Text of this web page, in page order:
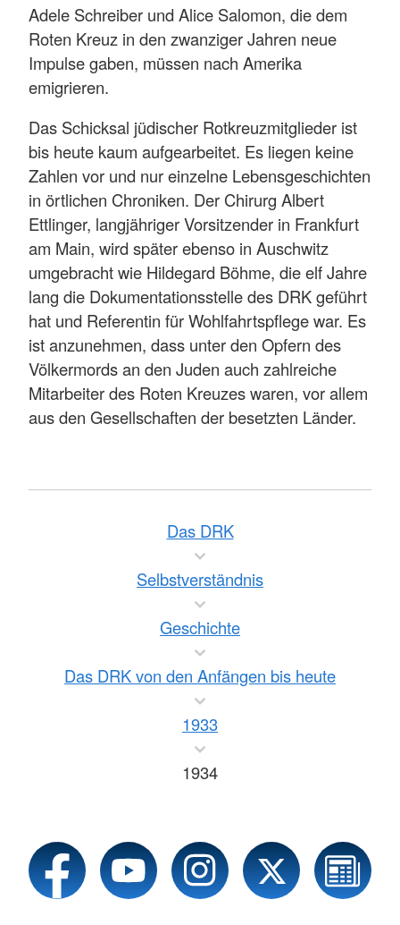
Adele Schreiber und Alice Salomon, die dem
Roten Kreuz in den zwanziger Jahren neue
Impulse gaben, müssen nach Amerika
emigrieren.
Das Schicksal jüdischer Rotkreuzmitglieder ist
bis heute kaum aufgearbeitet. Es liegen keine
Zahlen vor und nur einzelne Lebensgeschichten
in örtlichen Chroniken. Der Chirurg Albert
Ettlinger, langjähriger Vorsitzender in Frankfurt
am Main, wird später ebenso in Auschwitz
umgebracht wie Hildegard Böhme, die elf Jahre
lang die Dokumentationsstelle des DRK geführt
hat und Referentin für Wohlfahrtspflege war. Es
ist anzunehmen, dass unter den Opfern des
Völkermords an den Juden auch zahlreiche
Mitarbeiter des Roten Kreuzes waren, vor allem
aus den Gesellschaften der besetzten Länder.
Das DRK
Selbstverständnis
Geschichte
Das DRK von den Anfängen bis heute
1933
1934